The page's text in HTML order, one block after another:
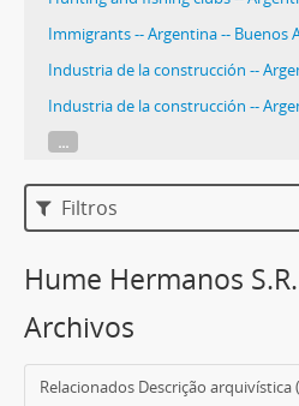
Industria de la construcción --
Industria de la construcción --
...
Filtros
Hume Hermanos
Archivos
Relacionados Descrição arquivística